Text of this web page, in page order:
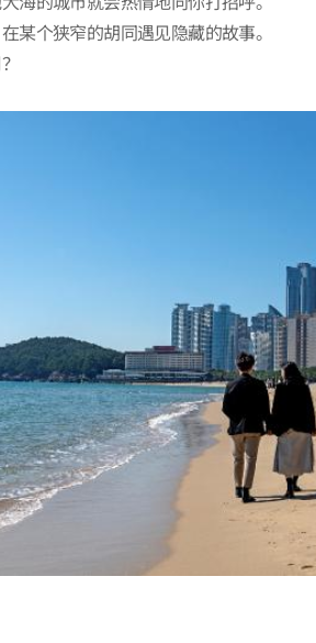
某个狭窄的胡同遇见隐藏的故事。